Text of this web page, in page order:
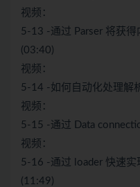
视频：
5-13 -通过 Parser 将获
(03:40)
视频：
5-14 -如何自动化处理解
视频：
5-15 -通过 Data
视频：
5-16 -通过 loader 快速实
(11:49)